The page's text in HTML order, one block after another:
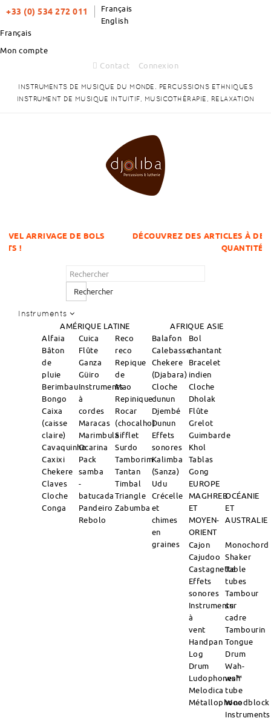
+33 (0) 534 272 011
Français
English
Français
Mon compte
Contact
Connexion
INSTRUMENTS DE MUSIQUE DU MONDE. PERCUSSIONS ETHNIQUES
INSTRUMENT DE MUSIQUE INTUITIF, MUSICOTHÉRAPIE, RELAXATION
DE BOLS
DÉCOUVREZ DES ARTICLES À DES PRIX
Rechercher
Instruments
AMÉRIQUE LATINE AFRIQUE ASIE
Alfaia
Bâton
de
pluie
Berimbau
Bongo
Caixa
(caisse
claire)
Cavaquinho
Caxixi
Chekere
Claves
Cloche
Conga
Cuica
Flûte
Ganza
Güiro
Instruments
à
cordes
Maracas
Marimbula
Ocarina
Pack
samba
-
batucada
Pandeiro
Rebolo
Reco
reco
Repique
de
Mao
Repinique
Rocar
(chocalho)
Sifflet
Surdo
Tamborim
Tantan
Timbal
Triangle
Zabumba
Balafon
Calebasse
Chekere
(Djabara)
Cloche
dunun
Djembé
Dunun
Effets
sonores
Kalimba
(Sanza)
Udu
Crécelle
et
chimes
en
graines
Bol
chantant
Bracelet
indien
Cloche
Dholak
Flûte
Grelot
Guimbarde
Khol
Tablas
Gong
EUROPE
MAGHREB
ET
MOYEN-
ORIENT
OCÉANIE
ET
AUSTRALIE
Cajon
Cajudoo
Castagnette
Effets
sonores
Instruments
à
vent
Handpan
Log
Drum
Ludophones™
Melodica
Métallophone
Monochord
Shaker
Table
tubes
Tambour
sur
cadre
Tambourin
Tongue
Drum
Wah-
wah
tube
Woodblock
Instruments